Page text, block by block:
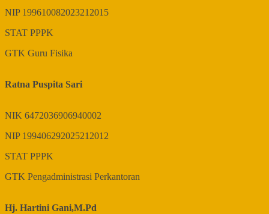
NIP 199610082023212015
STAT PPPK
GTK Guru Fisika
Ratna Puspita Sari
NIK 6472036906940002
NIP 199406292025212012
STAT PPPK
GTK Pengadministrasi Perkantoran
Hj. Hartini Gani,M.Pd